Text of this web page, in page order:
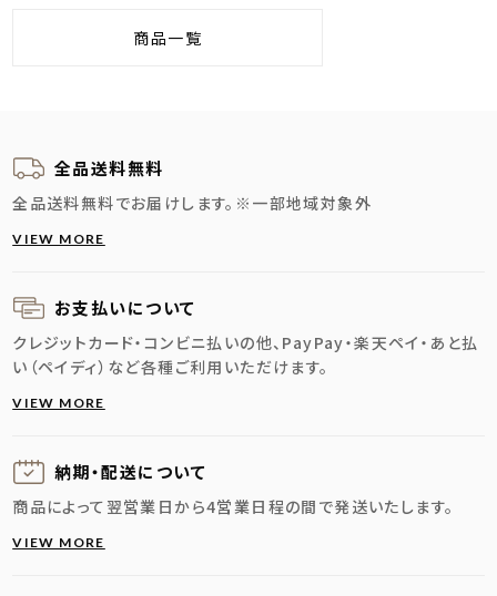
商品一覧
全品送料無料
全品送料無料でお届けします。 ※一部地域対象外
VIEW MORE
お支払いについて
クレジットカード・コンビニ払いの他、PayPay・楽天ペイ・あと払
い（ペイディ）など各種ご利用いただけます。
VIEW MORE
納期・配送に ついて
商品によって翌営業日から4営業日程の間で発送いたします。
VIEW MORE